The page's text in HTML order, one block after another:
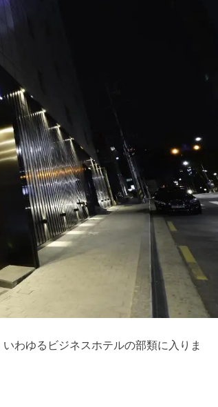
わゆるビジネスホテルの部類に入りま